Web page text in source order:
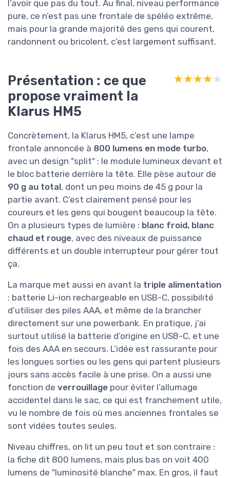
l’avoir que pas du tout. Au final, niveau performance
pure, ce n’est pas une frontale de spéléo extrême,
mais pour la grande majorité des gens qui courent,
randonnent ou bricolent, c’est largement suffisant.
Présentation : ce que
propose vraiment la
Klarus HM5
★★★★★
★★★★★
Concrètement, la Klarus HM5, c’est une lampe
frontale annoncée à 800 lumens en mode turbo,
avec un design "split" : le module lumineux devant et
le bloc batterie derrière la tête. Elle pèse autour de
90 g au total, dont un peu moins de 45 g pour la
partie avant. C’est clairement pensé pour les
coureurs et les gens qui bougent beaucoup la tête.
On a plusieurs types de lumière : blanc froid, blanc
chaud et rouge, avec des niveaux de puissance
différents et un double interrupteur pour gérer tout
ça.
La marque met aussi en avant la triple alimentation
: batterie Li-ion rechargeable en USB-C, possibilité
d’utiliser des piles AAA, et même de la brancher
directement sur une powerbank. En pratique, j’ai
surtout utilisé la batterie d’origine en USB-C, et une
fois des AAA en secours. L’idée est rassurante pour
les longues sorties ou les gens qui partent plusieurs
jours sans accès facile à une prise. On a aussi une
fonction de verrouillage pour éviter l’allumage
accidentel dans le sac, ce qui est franchement utile,
vu le nombre de fois où mes anciennes frontales se
sont vidées toutes seules.
Niveau chiffres, on lit un peu tout et son contraire :
la fiche dit 800 lumens, mais plus bas on voit 400
lumens de "luminosité blanche" max. En gros, il faut